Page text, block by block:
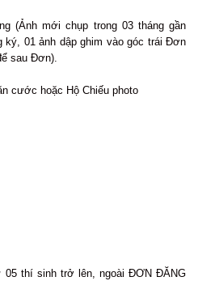
(Ảnh mới chụp trong 03 tháng gần
ký, 01 ảnh dập ghim vào góc trái Đơn
sau Đơn).
cước hoặc Hộ Chiếu photo
thí sinh trở lên, ngoài ĐƠN ĐĂNG